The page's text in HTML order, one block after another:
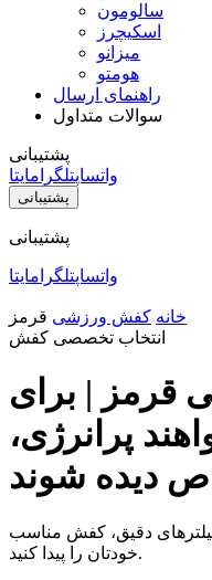
سالومون
اسکیچرز
میزانو
هومتو
راهنمای ارسال
سوالات متداول
پشتیبانی
واتساپتلگرامایتا
پشتیبانی
پشتیبانی
واتساپتلگرامایتا
خانه کفش ورزشی قرمز
انتخاب تخصصی کفش
| برای
پرانرژی،
دیده شوند
دقیق، کفش مناسب
خودتان را پیدا کنید.